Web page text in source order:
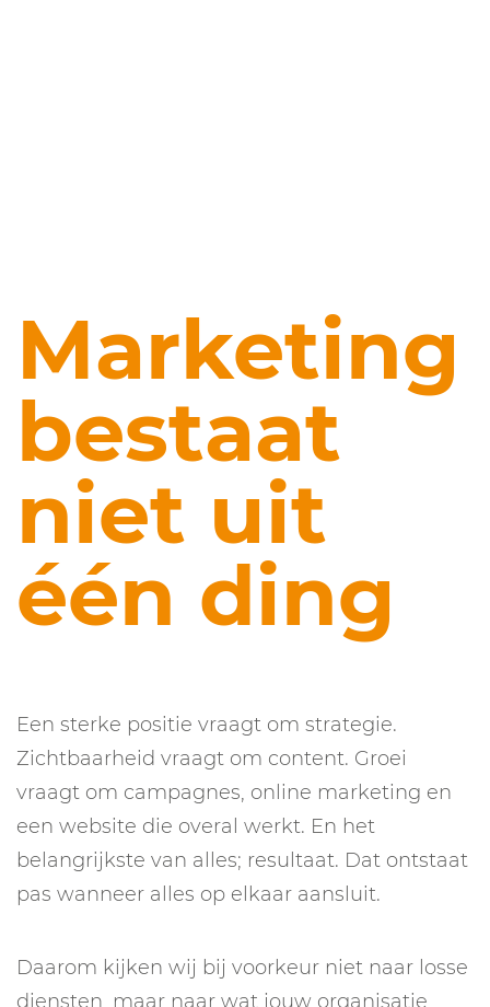
Marketing
bestaat
niet uit
één ding
Een sterke positie vraagt om strategie.
Zichtbaarheid vraagt om content. Groei
vraagt om campagnes, online marketing en
een website die overal werkt. En het
belangrijkste van alles; resultaat. Dat ontstaat
pas wanneer alles op elkaar aansluit.
Daarom kijken wij bij voorkeur niet naar losse
diensten, maar naar wat jouw organisatie